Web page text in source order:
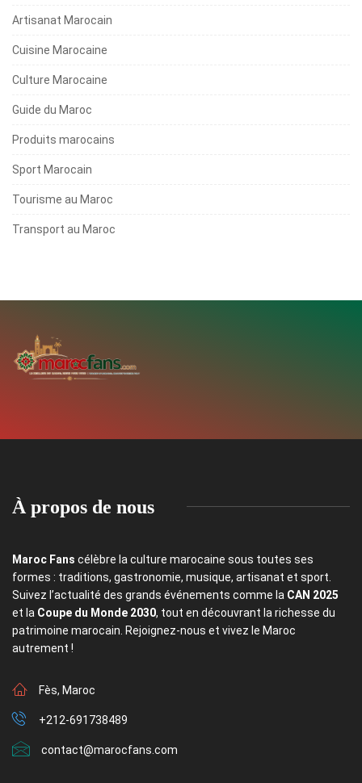
Artisanat Marocain
Cuisine Marocaine
Culture Marocaine
Guide du Maroc
Produits marocains
Sport Marocain
Tourisme au Maroc
Transport au Maroc
À propos de nous
Maroc Fans célèbre la culture marocaine sous toutes ses
formes : traditions, gastronomie, musique, artisanat et sport.
Suivez l’actualité des grands événements comme la CAN 2025
et la Coupe du Monde 2030, tout en découvrant la richesse du
patrimoine marocain. Rejoignez-nous et vivez le Maroc
autrement !
Fès, Maroc
+212-691738489
contact@marocfans.com